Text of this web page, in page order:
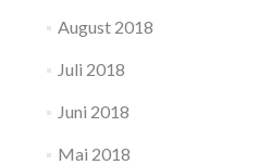
August 2018
Juli 2018
Juni 2018
Mai 2018